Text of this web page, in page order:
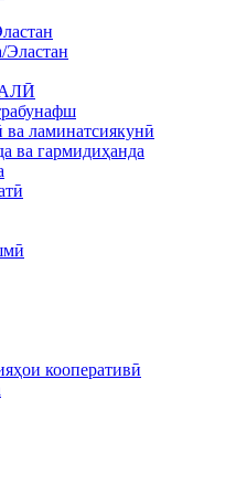
Эластан
ламинатсиякунӣ
ва гармидиҳанда
кооперативӣ